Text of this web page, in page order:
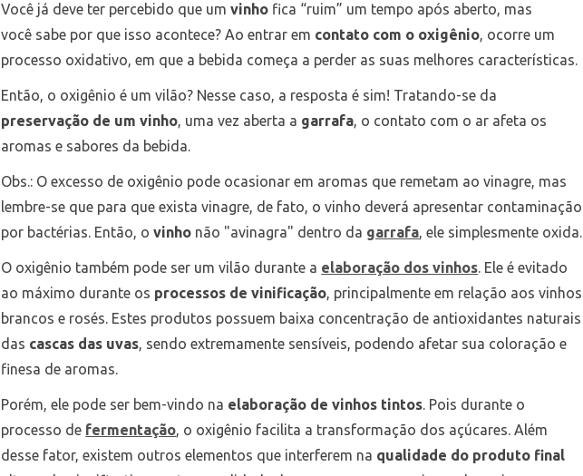
Você já deve ter percebido que umvinho fica “ruim” um tempo após aberto, mas
você sabe por que isso acontece? Ao entrar em contato com o oxigênio, ocorre um
processo oxidativo, em que a bebida começa a perder as suas melhores características.
Então, o oxigênio é um vilão? Nesse caso, a resposta é sim! Tratando-se da
preservação de um vinho, uma vez aberta a garrafa, o contato com o ar afeta os
aromas e sabores da bebida.
Obs.: O excesso de oxigênio pode ocasionar em aromas que remetam ao vinagre, mas
lembre-se que para que exista vinagre, de fato, o vinho deverá apresentar contaminação
por bactérias. Então, ovinho não "avinagra" dentro da garrafa, ele simplesmente oxida.
O oxigênio também pode ser um vilão durante a elaboração dos vinhos. Ele é evitado
ao máximo durante os processos de vinificação, principalmente em relação aos vinhos
brancos e rosés. Estes produtos possuem baixa concentração de antioxidantes naturais
das cascas das uvas, sendo extremamente sensíveis, podendo afetar sua coloração e
finesa de aromas.
Porém, ele pode ser bem-vindo na elaboração de vinhos tintos. Pois durante o
processo de fermentação, o oxigênio facilita a transformação dos açúcares. Além
desse fator, existem outros elementos que interferem na qualidade do produto final